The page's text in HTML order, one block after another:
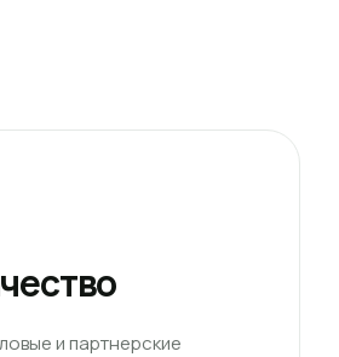
и партнерские